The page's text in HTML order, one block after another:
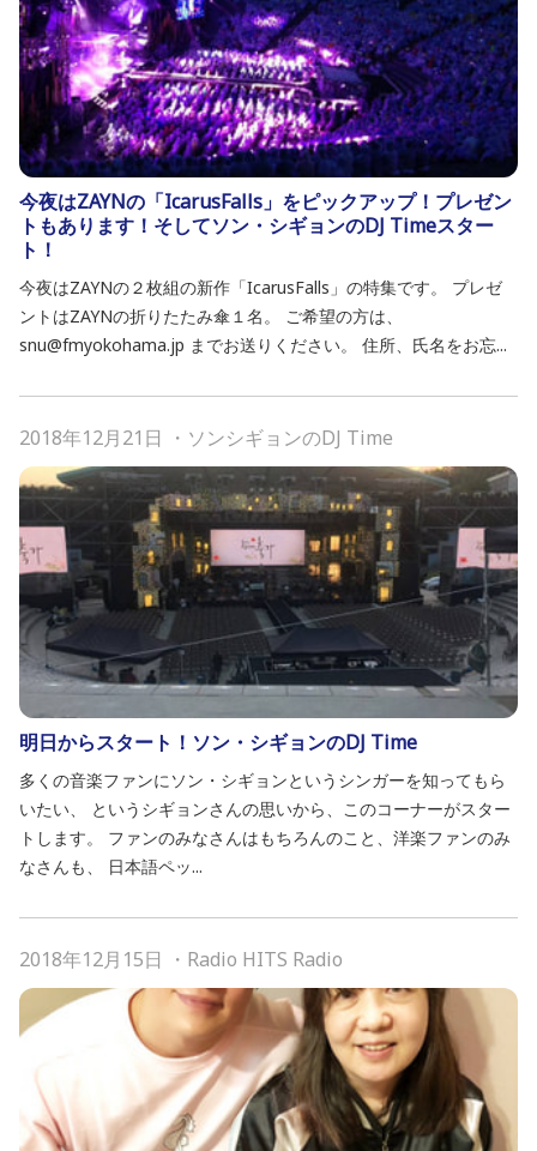
今夜はZAYNの「IcarusFalls」をピックアップ！プレゼン
トもあります！そしてソン・シギョンのDJ Timeスター
ト！
今夜はZAYNの２枚組の新作「IcarusFalls」の特集です。 プレゼ
ントはZAYNの折りたたみ傘１名。 ご希望の方は、
snu@fmyokohama.jp までお送りください。 住所、氏名をお忘...
2018年12月21日 ・ ソンシギョンのDJ Time
明日からスタート！ソン・シギョンのDJ Time
多くの音楽ファンにソン・シギョンというシンガーを知ってもら
いたい、 というシギョンさんの思いから、このコーナーがスター
トします。 ファンのみなさんはもちろんのこと、洋楽ファンのみ
なさんも、 日本語ペッ...
2018年12月15日 ・ Radio HITS Radio